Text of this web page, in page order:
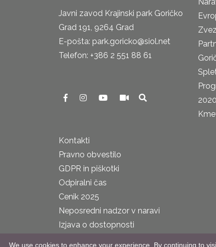
Javni zavod Krajinski park Goričko
Grad 191, 9264 Grad
E-pošta: park.goricko@siol.net
Telefon: +386 2 551 88 61
Kontakti
Pravno obvestilo
GDPR in piškotki
Odpiralni čas
Cenik 2025
Neposredni nadzor v naravi
Izjava o dostopnosti
2020
We use cookies to enhance your experience. By continuing to